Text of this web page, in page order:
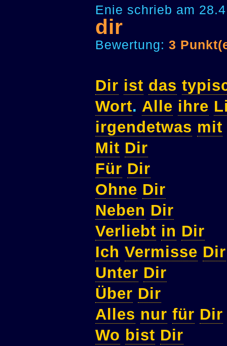
Enie schrieb am
dir
Bewertung: 3
Dir ist das
Wort. Alle ihre
irgendetwas mit
Mit Dir
Für Dir
Ohne Dir
Neben Dir
Verliebt in Dir
Ich Vermisse Dir
Unter Dir
Über Dir
Alles nur für Dir
Wo bist Dir